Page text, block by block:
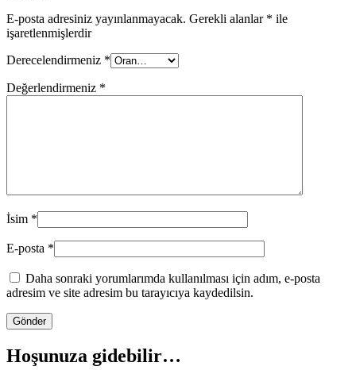
E-posta adresiniz yayınlanmayacak. Gerekli alanlar * ile
işaretlenmişlerdir
Derecelendirmeniz *
Değerlendirmeniz *
İsim *
E-posta *
Daha sonraki yorumlarımda kullanılması için adım, e-posta
adresim ve site adresim bu tarayıcıya kaydedilsin.
Hoşunuza gidebilir…